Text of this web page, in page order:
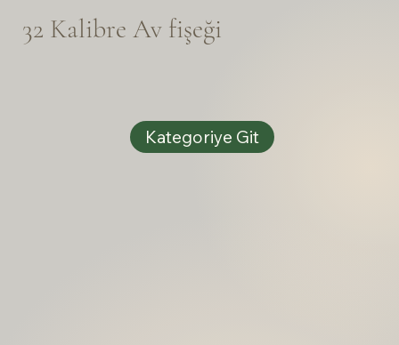
32 Kalibre Av fişeği
Kategoriye Git